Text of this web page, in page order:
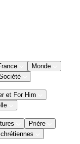
Monde
et For Him
Prière